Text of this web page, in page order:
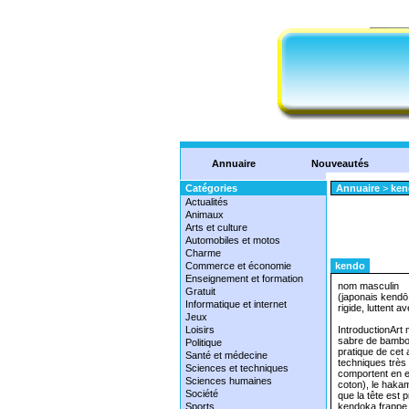
Annuaire Nouveautés
Catégories
Actualités
Animaux
Arts et culture
Automobiles et motos
Charme
Commerce et économie
Enseignement et formation
Gratuit
Informatique et internet
Jeux
Loisirs
Politique
Santé et médecine
Sciences et techniques
Sciences humaines
Société
Sports
Annuaire >
kendo
nom masculin
(japonais
rigide, luttent
IntroductionArt
sabre de
pratique de cet
techniques très
comportent en
coton), le
que la tête est
kendoka